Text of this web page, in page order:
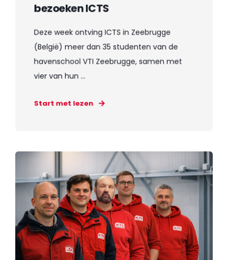
bezoeken ICTS
Deze week ontving ICTS in Zeebrugge
(België) meer dan 35 studenten van de
havenschool VTI Zeebrugge, samen met
vier van hun ...
Start met lezen